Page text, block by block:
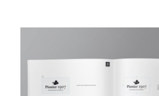
DODAJ DO KOSZYKA